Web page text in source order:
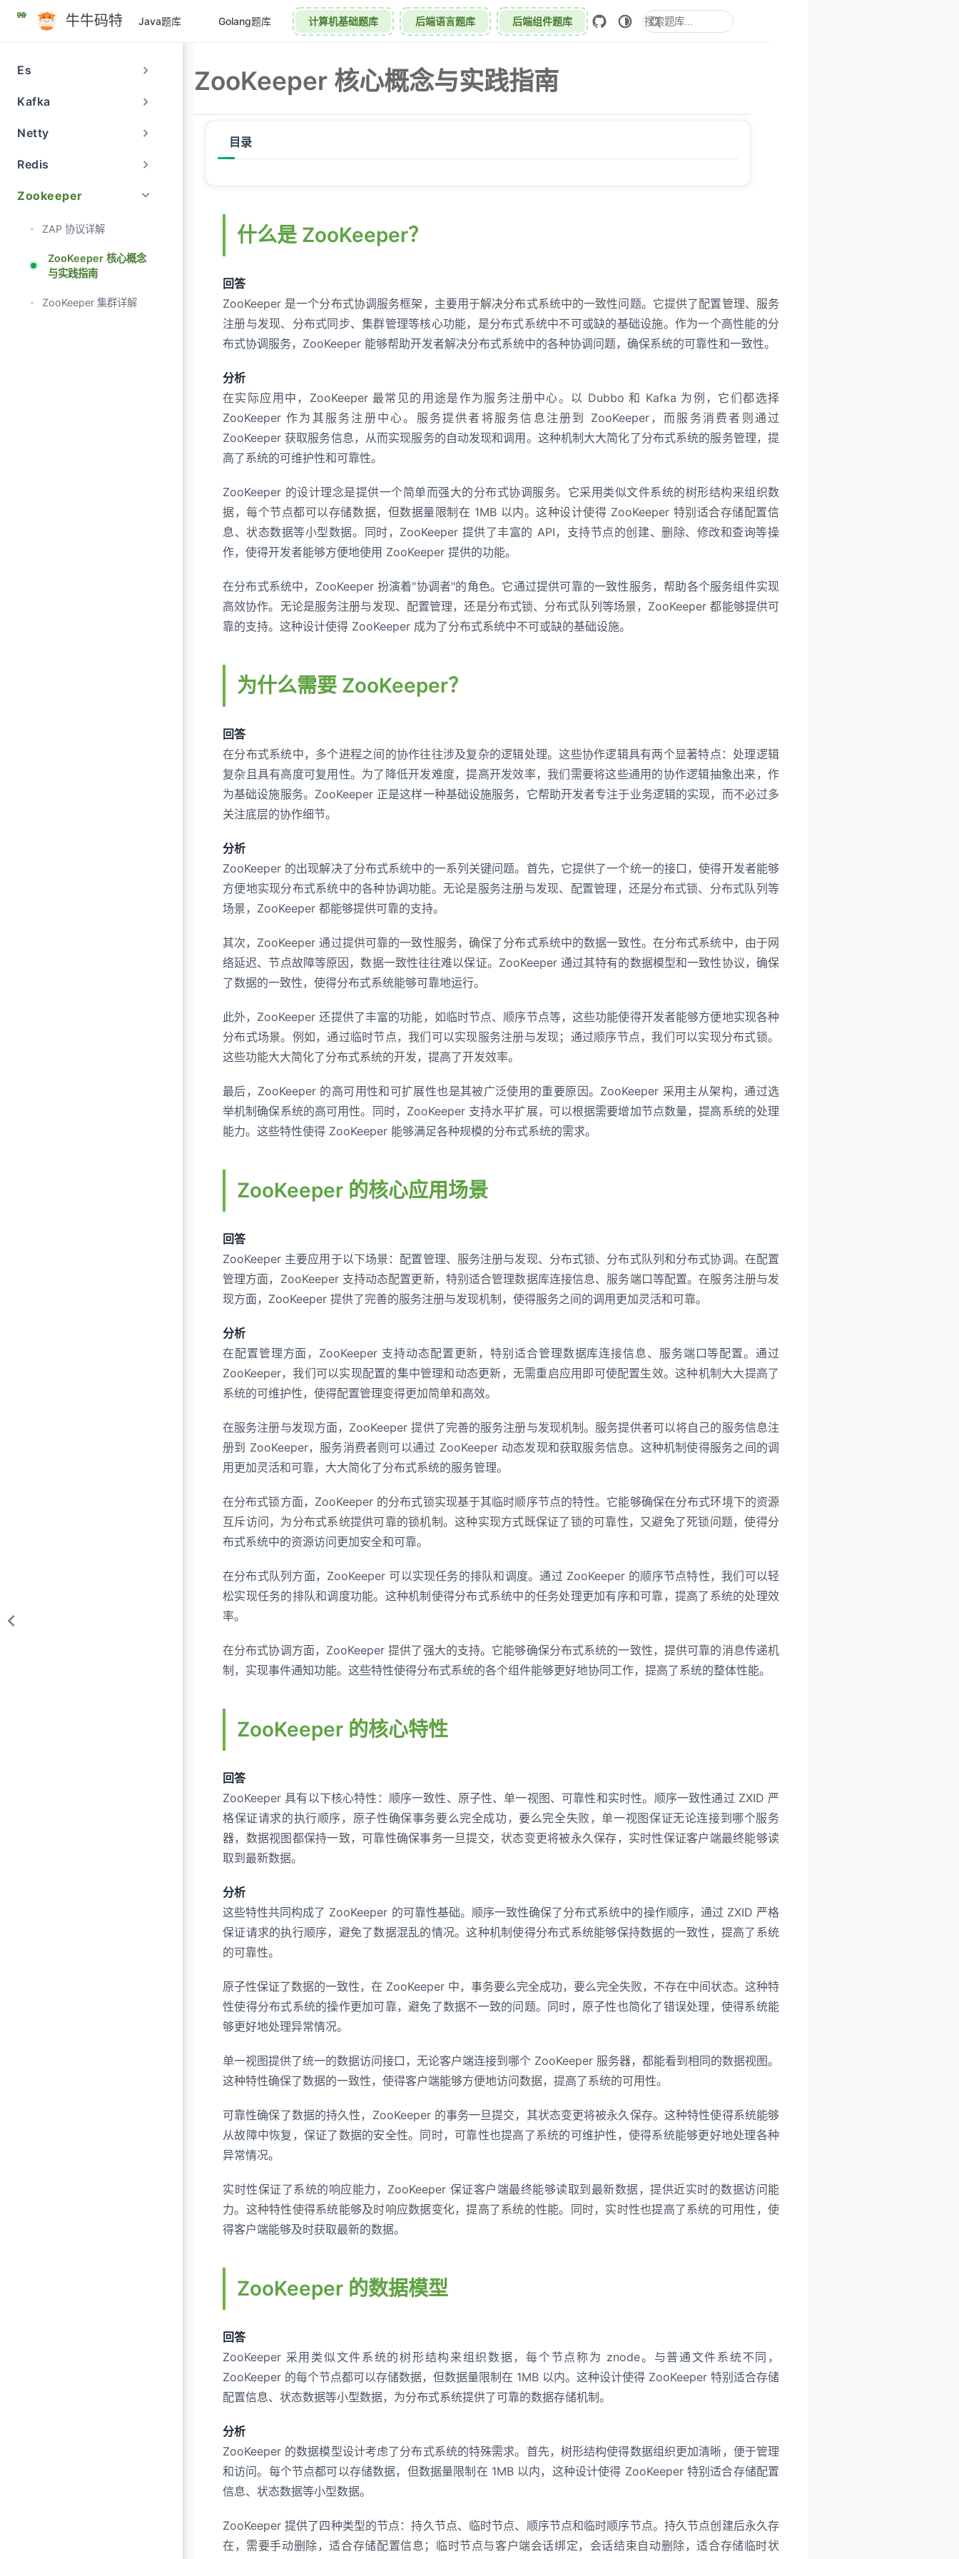
跳
內
牛牛码特 Java题库 Golang题库 计算机基础题库 后端语言题库 后端组件题库
Es
Kafka
Netty
Redis
Zookeeper
ZAP 协议详解
ZooKeeper 核心概念
与实践指南
ZooKeeper 集群详解
ZooKeeper 核心概念与实践指南
目录
为什么需要 ZooKeeper？
ZooKeeper 的核心应用场景
ZooKeeper 的数据模型
聊一聊Watch 机制
聊一聊访问控制（ACL）
聊聊健康检查机制
zk常用命令有哪些
ZooKeeper 与其他分布式协调服务的区别
为什么 ZooKeeper 不适合做服务注册中心
如何使用 ZooKeeper 实现分布式锁
Znode里面都存储了什么？
ZooKeeper中的节点类型都有哪些？
ZooKeeper 对节点的 watch 监听通知是永久的吗？为什么不是永久的？
什么是 ZooKeeper？
回答
ZooKeeper 是一个分布式协调服务框架，主要用于解决分布式系统中的一致性问题。它提供了配置管理、服务
注册与发现、分布式同步、集群管理等核心功能，是分布式系统中不可或缺的基础设施。作为一个高性能的分
布式协调服务，ZooKeeper 能够帮助开发者解决分布式系统中的各种协调问题，确保系统的可靠性和一致性。
分析
在实际应用中，ZooKeeper 最常见的用途是作为服务注册中心。以 Dubbo 和 Kafka 为例，它们都选择
ZooKeeper 作为其服务注册中心。服务提供者将服务信息注册到 ZooKeeper，而服务消费者则通过
ZooKeeper 获取服务信息，从而实现服务的自动发现和调用。这种机制大大简化了分布式系统的服务管理，提
高了系统的可维护性和可靠性。
ZooKeeper 的设计理念是提供一个简单而强大的分布式协调服务。它采用类似文件系统的树形结构来组织数
据，每个节点都可以存储数据，但数据量限制在 1MB 以内。这种设计使得 ZooKeeper 特别适合存储配置信
息、状态数据等小型数据。同时，ZooKeeper 提供了丰富的 API，支持节点的创建、删除、修改和查询等操
作，使得开发者能够方便地使用 ZooKeeper 提供的功能。
在分布式系统中，ZooKeeper 扮演着"协调者"的角色。它通过提供可靠的一致性服务，帮助各个服务组件实现
高效协作。无论是服务注册与发现、配置管理，还是分布式锁、分布式队列等场景，ZooKeeper 都能够提供可
靠的支持。这种设计使得 ZooKeeper 成为了分布式系统中不可或缺的基础设施。
为什么需要 ZooKeeper？
回答
在分布式系统中，多个进程之间的协作往往涉及复杂的逻辑处理。这些协作逻辑具有两个显著特点：处理逻辑
复杂且具有高度可复用性。为了降低开发难度，提高开发效率，我们需要将这些通用的协作逻辑抽象出来，作
为基础设施服务。ZooKeeper 正是这样一种基础设施服务，它帮助开发者专注于业务逻辑的实现，而不必过多
关注底层的协作细节。
分析
ZooKeeper 的出现解决了分布式系统中的一系列关键问题。首先，它提供了一个统一的接口，使得开发者能够
方便地实现分布式系统中的各种协调功能。无论是服务注册与发现、配置管理，还是分布式锁、分布式队列等
场景，ZooKeeper 都能够提供可靠的支持。
其次，ZooKeeper 通过提供可靠的一致性服务，确保了分布式系统中的数据一致性。在分布式系统中，由于网
络延迟、节点故障等原因，数据一致性往往难以保证。ZooKeeper 通过其特有的数据模型和一致性协议，确保
了数据的一致性，使得分布式系统能够可靠地运行。
此外，ZooKeeper 还提供了丰富的功能，如临时节点、顺序节点等，这些功能使得开发者能够方便地实现各种
分布式场景。例如，通过临时节点，我们可以实现服务注册与发现；通过顺序节点，我们可以实现分布式锁。
这些功能大大简化了分布式系统的开发，提高了开发效率。
最后，ZooKeeper 的高可用性和可扩展性也是其被广泛使用的重要原因。ZooKeeper 采用主从架构，通过选
举机制确保系统的高可用性。同时，ZooKeeper 支持水平扩展，可以根据需要增加节点数量，提高系统的处理
能力。这些特性使得 ZooKeeper 能够满足各种规模的分布式系统的需求。
ZooKeeper 的核心应用场景
回答
ZooKeeper 主要应用于以下场景：配置管理、服务注册与发现、分布式锁、分布式队列和分布式协调。在配置
管理方面，ZooKeeper 支持动态配置更新，特别适合管理数据库连接信息、服务端口等配置。在服务注册与发
现方面，ZooKeeper 提供了完善的服务注册与发现机制，使得服务之间的调用更加灵活和可靠。
分析
在配置管理方面，ZooKeeper 支持动态配置更新，特别适合管理数据库连接信息、服务端口等配置。通过
ZooKeeper，我们可以实现配置的集中管理和动态更新，无需重启应用即可使配置生效。这种机制大大提高了
系统的可维护性，使得配置管理变得更加简单和高效。
在服务注册与发现方面，ZooKeeper 提供了完善的服务注册与发现机制。服务提供者可以将自己的服务信息注
册到 ZooKeeper，服务消费者则可以通过 ZooKeeper 动态发现和获取服务信息。这种机制使得服务之间的调
用更加灵活和可靠，大大简化了分布式系统的服务管理。
在分布式锁方面，ZooKeeper 的分布式锁实现基于其临时顺序节点的特性。它能够确保在分布式环境下的资源
互斥访问，为分布式系统提供可靠的锁机制。这种实现方式既保证了锁的可靠性，又避免了死锁问题，使得分
布式系统中的资源访问更加安全和可靠。
在分布式队列方面，ZooKeeper 可以实现任务的排队和调度。通过 ZooKeeper 的顺序节点特性，我们可以轻
松实现任务的排队和调度功能。这种机制使得分布式系统中的任务处理更加有序和可靠，提高了系统的处理效
率。
在分布式协调方面，ZooKeeper 提供了强大的支持。它能够确保分布式系统的一致性，提供可靠的消息传递机
制，实现事件通知功能。这些特性使得分布式系统的各个组件能够更好地协同工作，提高了系统的整体性能。
ZooKeeper 的核心特性
回答
ZooKeeper 具有以下核心特性：顺序一致性、原子性、单一视图、可靠性和实时性。顺序一致性通过 ZXID 严
格保证请求的执行顺序，原子性确保事务要么完全成功，要么完全失败，单一视图保证无论连接到哪个服务
器，数据视图都保持一致，可靠性确保事务一旦提交，状态变更将被永久保存，实时性保证客户端最终能够读
取到最新数据。
分析
这些特性共同构成了 ZooKeeper 的可靠性基础。顺序一致性确保了分布式系统中的操作顺序，通过 ZXID 严格
保证请求的执行顺序，避免了数据混乱的情况。这种机制使得分布式系统能够保持数据的一致性，提高了系统
的可靠性。
原子性保证了数据的一致性，在 ZooKeeper 中，事务要么完全成功，要么完全失败，不存在中间状态。这种特
性使得分布式系统的操作更加可靠，避免了数据不一致的问题。同时，原子性也简化了错误处理，使得系统能
够更好地处理异常情况。
单一视图提供了统一的数据访问接口，无论客户端连接到哪个 ZooKeeper 服务器，都能看到相同的数据视图。
这种特性确保了数据的一致性，使得客户端能够方便地访问数据，提高了系统的可用性。
可靠性确保了数据的持久性，ZooKeeper 的事务一旦提交，其状态变更将被永久保存。这种特性使得系统能够
从故障中恢复，保证了数据的安全性。同时，可靠性也提高了系统的可维护性，使得系统能够更好地处理各种
异常情况。
实时性保证了系统的响应能力，ZooKeeper 保证客户端最终能够读取到最新数据，提供近实时的数据访问能
力。这种特性使得系统能够及时响应数据变化，提高了系统的性能。同时，实时性也提高了系统的可用性，使
得客户端能够及时获取最新的数据。
ZooKeeper 的数据模型
回答
ZooKeeper 采用类似文件系统的树形结构来组织数据，每个节点称为 znode。与普通文件系统不同，
ZooKeeper 的每个节点都可以存储数据，但数据量限制在 1MB 以内。这种设计使得 ZooKeeper 特别适合存储
配置信息、状态数据等小型数据，为分布式系统提供了可靠的数据存储机制。
分析
ZooKeeper 的数据模型设计考虑了分布式系统的特殊需求。首先，树形结构使得数据组织更加清晰，便于管理
和访问。每个节点都可以存储数据，但数据量限制在 1MB 以内，这种设计使得 ZooKeeper 特别适合存储配置
信息、状态数据等小型数据。
ZooKeeper 提供了四种类型的节点：持久节点、临时节点、顺序节点和临时顺序节点。持久节点创建后永久存
在，需要手动删除，适合存储配置信息；临时节点与客户端会话绑定，会话结束自动删除，适合存储临时状